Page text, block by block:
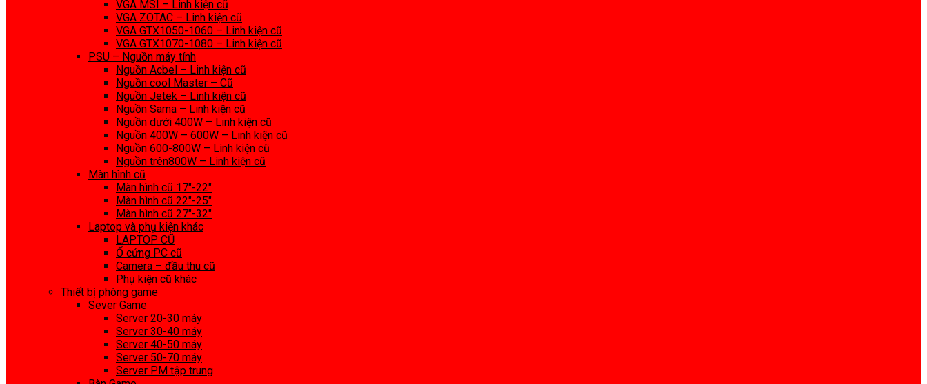
VGA MSI – Linh kiện cũ
VGA ZOTAC – Linh kiện cũ
VGA GTX1050-1060 – Linh kiện cũ
VGA GTX1070-1080 – Linh kiện cũ
PSU – Nguồn máy tính
Nguồn Acbel – Linh kiện cũ
Nguồn cool Master – Cũ
Nguồn Jetek – Linh kiện cũ
Nguồn Sama – Linh kiện cũ
Nguồn dưới 400W – Linh kiện cũ
Nguồn 400W – 600W – Linh kiện cũ
Nguồn 600-800W – Linh kiện cũ
Nguồn trên800W – Linh kiện cũ
Màn hình cũ
Màn hình cũ 17″-22″
Màn hình cũ 22″-25″
Màn hình cũ 27″-32″
Laptop và phụ kiện khác
LAPTOP CŨ
Ổ cứng PC cũ
Camera – đầu thu cũ
Phụ kiện cũ khác
Thiết bị phòng game
Sever Game
Server 20-30 máy
Server 30-40 máy
Server 40-50 máy
Server 50-70 máy
Server PM tập trung